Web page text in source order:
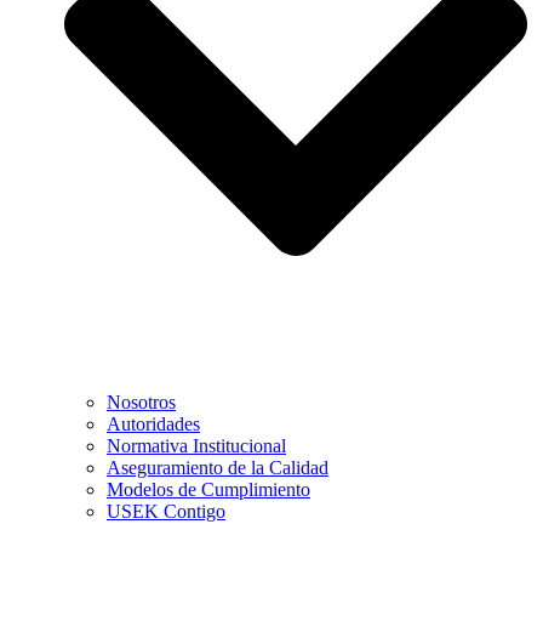
Nosotros
Autoridades
Normativa Institucional
Aseguramiento de la Calidad
Modelos de Cumplimiento
USEK Contigo